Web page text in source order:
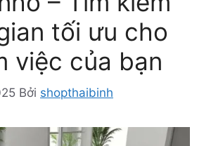
tối ưu cho
việc của bạn
Bởi shopthaibinh